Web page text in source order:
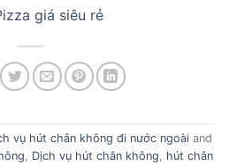
giá siêu rẻ
vụ hút chân không đi nước ngoài and
, Dịch vụ hút chân không, hút chân